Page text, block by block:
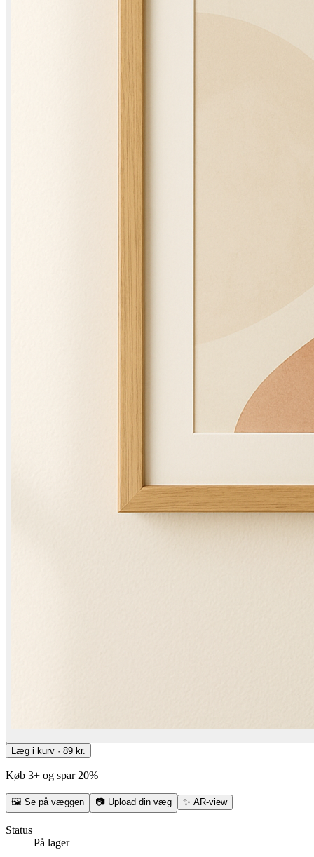
Læg i kurv · 89 kr.
Køb 3+ og spar 20%
🖼 Se på væggen 📷 Upload din væg ✨ AR-view
Status
På lager